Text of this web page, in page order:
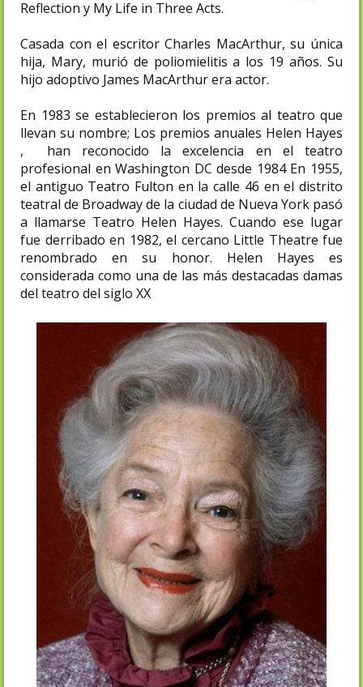
Reflection y My Life in Three Acts.
Casada con el escritor Charles MacArthur, su única
hija, Mary, murió de poliomielitis a los 19 años. Su
hijo adoptivo James MacArthur era actor.
En 1983 se establecieron los premios al teatro que
llevan su nombre; Los premios anuales Helen Hayes
, han reconocido la excelencia en el teatro
profesional en Washington DC desde 1984 En 1955,
el antiguo Teatro Fulton en la calle 46 en el distrito
teatral de Broadway de la ciudad de Nueva York pasó
a llamarse Teatro Helen Hayes. Cuando ese lugar
fue derribado en 1982, el cercano Little Theatre fue
renombrado en su honor. Helen Hayes es
considerada como una de las más destacadas damas
del teatro del siglo XX